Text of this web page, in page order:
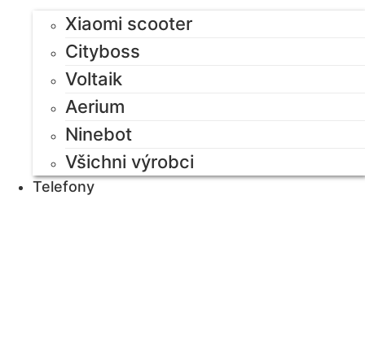
Xiaomi scooter
Cityboss
Voltaik
Aerium
Ninebot
Všichni výrobci
Telefony